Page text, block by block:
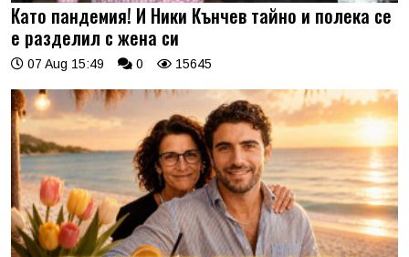
Като пандемия! И Ники Кънчев тайно и полека се
е разделил с жена си
07 Aug 15:49 0 15645